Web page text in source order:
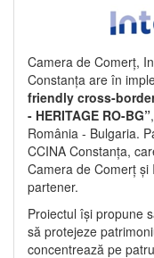
Camera de Comerț,
Constanța are în
friendly cross-
- HERITAGE RO-BG”
România - Bulgaria.
CCINA Constanța,
Camera de Comerț
partener.
Proiectul își propune
să protejeze
concentrează pe